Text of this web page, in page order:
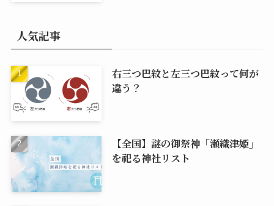
人気記事
右三つ巴紋と左三つ巴紋って何が
違う？
【全国】謎の御祭神「瀬織津姫」
を祀る神社リスト